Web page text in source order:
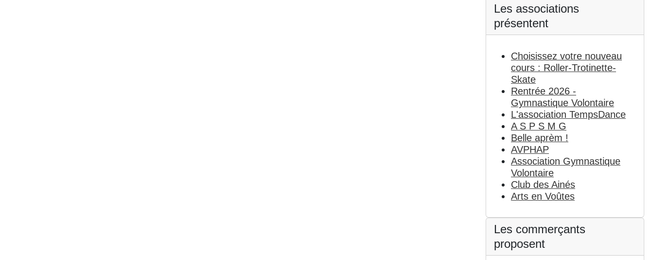
Les associations
présentent
Choisissez votre nouveau
cours : Roller-Trotinette-
Skate
Rentrée 2026 -
Gymnastique Volontaire
L'association TempsDance
A S P S M G
Belle aprèm !
AVPHAP
Association Gymnastique
Volontaire
Club des Ainés
Arts en Voûtes
Les commerçants
proposent